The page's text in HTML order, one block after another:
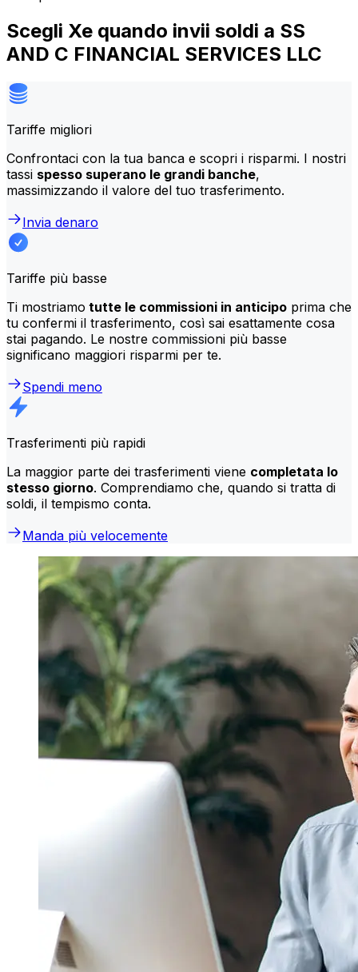
Scegli Xe quando invii soldi a SS
AND C FINANCIAL SERVICES LLC
Tariffe migliori
Confrontaci con la tua banca e scopri i risparmi. I nostri
tassi spesso superano le grandi banche,
massimizzando il valore del tuo trasferimento.
Invia denaro
Tariffe più basse
Ti mostriamo tutte le commissioni in anticipo prima che
tu confermi il trasferimento, così sai esattamente cosa
stai pagando. Le nostre commissioni più basse
significano maggiori risparmi per te.
Spendi meno
Trasferimenti più rapidi
La maggior parte dei trasferimenti viene completata lo
stesso giorno. Comprendiamo che, quando si tratta di
soldi, il tempismo conta.
Manda più velocemente